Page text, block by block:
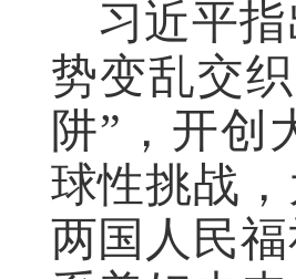
习近平
势变乱交
阱”，开创
球性挑战
两国人民